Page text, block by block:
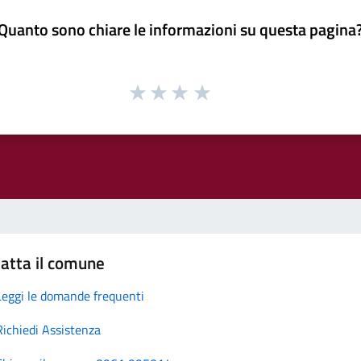
sono chiare le informazioni su questa
il comune
le domande frequenti
Assistenza